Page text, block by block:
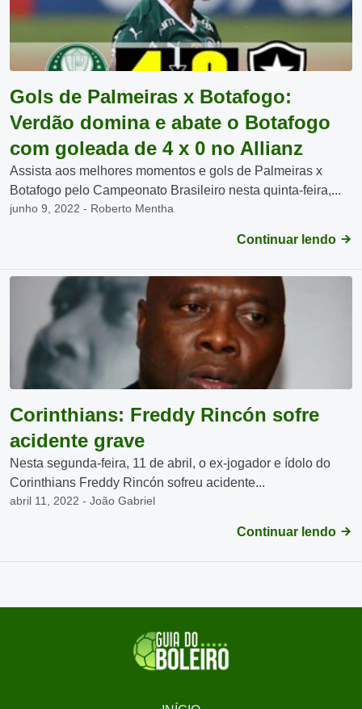
Gols de Palmeiras x Botafogo:
Verdão domina e abate o Botafogo
com goleada de 4 x 0 no Allianz
Assista aos melhores momentos e gols de Palmeiras x
Botafogo pelo Campeonato Brasileiro nesta quinta-feira,...
junho 9, 2022 - Roberto Mentha
Continuar lendo
Corinthians: Freddy Rincón sofre
acidente grave
Nesta segunda-feira, 11 de abril, o ex-jogador e ídolo do
Corinthians Freddy Rincón sofreu acidente...
abril 11, 2022 - João Gabriel
Continuar lendo